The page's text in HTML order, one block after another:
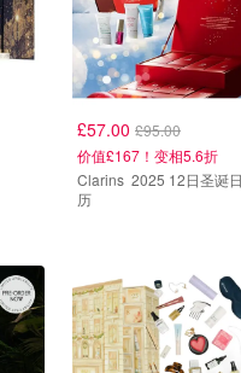
£57.00 £95.00
价值£167！变相5.6折
Clarins 2025 12日圣诞日
历